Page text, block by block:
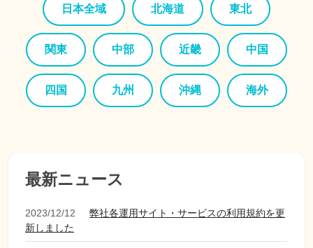
日本全域 北海道 東北
関東 中部 近畿 中国
四国 九州 沖縄 海外
最新ニュース
2023/12/12
弊社各運用サイト・サービスの利用規約を更
新しました